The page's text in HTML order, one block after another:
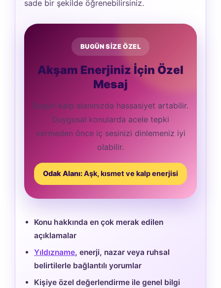
sade bir şekilde öğrenebilirsiniz.
BUGÜN SİZE ÖZEL
Akşam Enerjiniz İçin Özel
Mesaj
Bugün kalp alanınızda hassasiyet artabilir.
Duygusal konularda acele tepki
vermeden önce iç sesinizi dinlemeniz iyi
olabilir.
Odak Alanı:Aşk, kısmet ve kalp enerjisi
Konu hakkında en çok merak edilen
açıklamalar
Yıldızname, enerji, nazar veya ruhsal
belirtilerle bağlantılı yorumlar
Kişiye özel değerlendirme ile genel bilgi